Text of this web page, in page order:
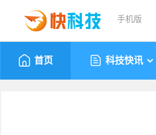
手机版
首页 科技快讯